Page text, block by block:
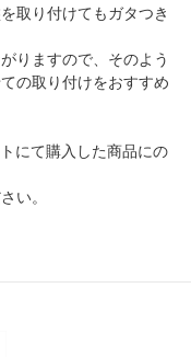
取り付けてもガタつき
りますので、そのよう
の取り付けをおすすめ
にて購入した商品にの
い。